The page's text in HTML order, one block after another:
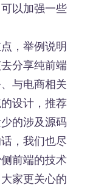
以加强一些
，举例说明
分享纯前端
与电商相关
设计，推荐
的涉及源码
，我们也尽
前端的技术
家更关心的